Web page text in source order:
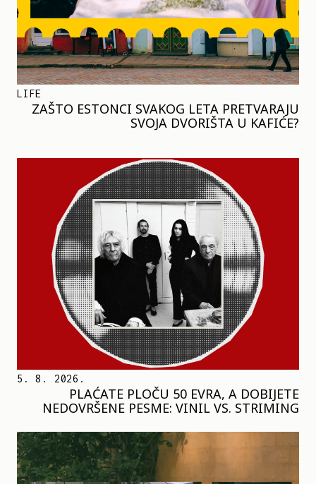
LIFE
ZAŠTO ESTONCI SVAKOG LETA PRETVARAJU
SVOJA DVORIŠTA U KAFIĆE?
5. 8. 2026.
PLAĆATE PLOČU 50 EVRA, A DOBIJETE
NEDOVRŠENE PESME: VINIL VS. STRIMING